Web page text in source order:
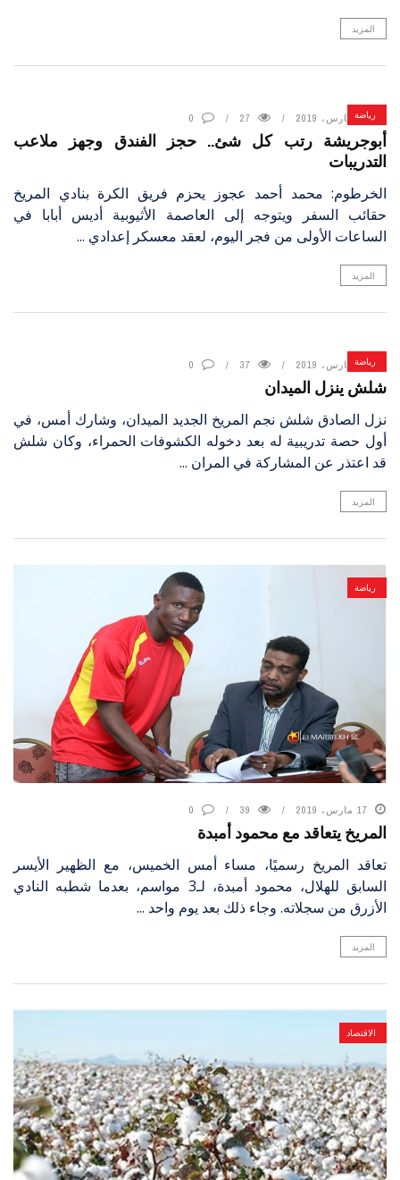
المزيد
رياضة
17 مارس، 2019 27
0
أبوجريشة رتب كل شئ.. حجز الفندق وجهز ملاعب
التدريبات
الخرطوم: محمد أحمد عجوز يحزم فريق الكرة بنادي المريخ
حقائب السفر ويتوجه إلى العاصمة الأثيوبية أديس أبابا في
الساعات الأولى من فجر اليوم، لعقد معسكر إعدادي ...
المزيد
رياضة
17 مارس، 2019 37
0
شلش ينزل الميدان
نزل الصادق شلش نجم المريخ الجديد الميدان، وشارك أمس، في
أول حصة تدريبية له بعد دخوله الكشوفات الحمراء، وكان شلش
قد اعتذر عن المشاركة في المران ...
المزيد
رياضة
17 مارس، 2019 39
0
المريخ يتعاقد مع محمود أمبدة
تعاقد المريخ رسميًا، مساء أمس الخميس، مع الظهير الأيسر
السابق للهلال، محمود أمبدة، لـ3 مواسم، بعدما شطبه النادي
الأزرق من سجلاته. وجاء ذلك بعد يوم واحد ...
المزيد
الاقتصاد